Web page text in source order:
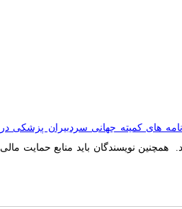
های کمیته جهانی سردبیران پزشکی در
همچنین نویسندگان باید منابع حمایت مالی